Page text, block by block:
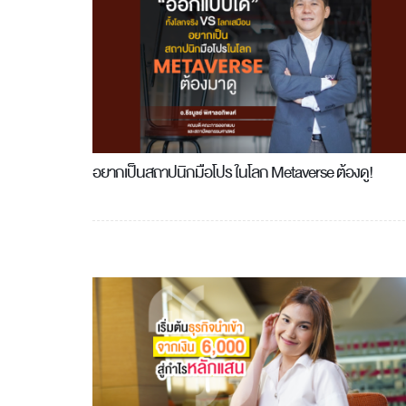
อยากเป็นสถาปนิกมือโปร ในโลก Metaverse ต้องดู!